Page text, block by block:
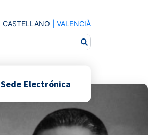
CASTELLANO VALENCIÀ
Sede Electrónica